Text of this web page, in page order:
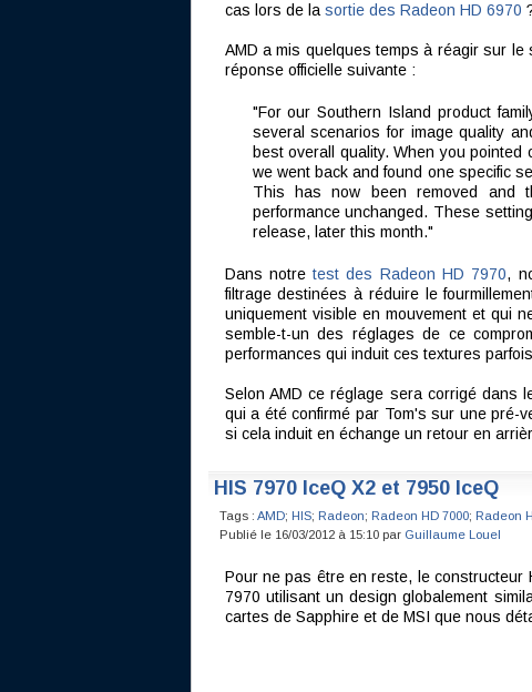
cas lors de la sortie des Radeon HD 6970
AMD a mis quelques temps à réagir sur
réponse officielle suivante :
"For our Southern Island product
several scenarios for image quality
best overall quality. When you
we went back and found one specific
This has now been removed and
performance unchanged. These
release, later this month."
Dans notretest des Radeon HD 7970,
filtrage destinées à réduire le
uniquement visible en mouvement et qui
semble-t-un des réglages de ce
performances qui induit ces textures
Selon AMD ce réglage sera corrigé dans
qui a été confirmé par Tom's sur une pré-
si cela induit en échange un retour en
HIS 7970 IceQ X2 et 7950 IceQ
Tags : AMD; HIS; Radeon; Radeon HD 7000; Radeon
Publié le 16/03/2012 à 15:10 par Guillaume Louel
Pour ne pas être en reste, le constructeur
7970 utilisant un design globalement
cartes de Sapphire et de MSI que nous